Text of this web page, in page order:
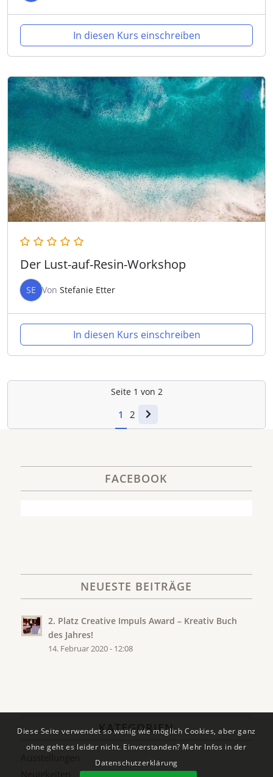
In diesen Kurs einschreiben
Der Lust-auf-Resin-Workshop
SE Von Stefanie Etter
In diesen Kurs einschreiben
Seite 1 von 2
1 2
FACEBOOK
NEUESTE BEITRÄGE
2. Platz Creative Impuls Award – Kreativ Buch
des Jahres!
14. Februar 2020 - 12:08
KATEGORIEN
Diese Seite verwendet so wenig wie möglich Cookies, aber ganz
ohne geht es leider nicht. Einverstanden? Mehr Infos in der
Datenschutzerklärung